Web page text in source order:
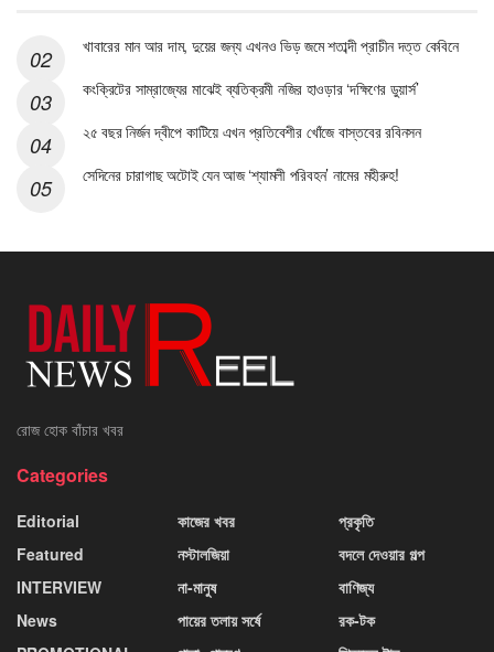
খাবারের মান আর দাম, দুয়ের জন্য এখনও ভিড় জমে শতাব্দী প্রাচীন দত্ত কেবিনে
কংক্রিটের সাম্রাজ্যের মাঝেই ব্যতিক্রমী নজির হাওড়ার ‘দক্ষিণের ডুয়ার্স’
২৫ বছর নির্জন দ্বীপে কাটিয়ে এখন প্রতিবেশীর খোঁজে বাস্তবের রবিনসন
সেদিনের চারাগাছ অটোই যেন আজ ‘শ্যামলী পরিবহন’ নামের মহীরুহ!
রোজ হোক বাঁচার খবর
Categories
Editorial
Featured
INTERVIEW
News
কাজের খবর
নস্টালজিয়া
না-মানুষ
পায়ের তলায় সর্ষে
প্রকৃতি
বদলে দেওয়ার গল্প
বাণিজ্য
রক-টক